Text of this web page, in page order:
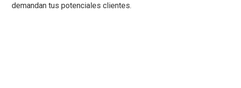
demandan tus potenciales clientes.